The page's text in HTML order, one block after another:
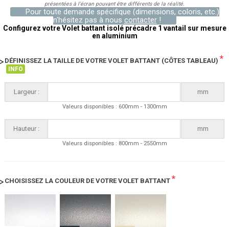
présentées à l’écran pouvant être différents de la réalité.
Pour toute demande spécifique (dimensions, coloris, etc.)
n'hésitez pas à nous contacter!
Configurez votre Volet battant isolé précadre 1 vantail sur mesure
en aluminium
DÉFINISSEZ LA TAILLE DE VOTRE VOLET BATTANT (CÔTES TABLEAU) *
INFO
Largeur : mm
Valeurs disponibles : 600mm - 1300mm
Hauteur : mm
Valeurs disponibles : 800mm - 2550mm
CHOISISSEZ LA COULEUR DE VOTRE VOLET BATTANT *